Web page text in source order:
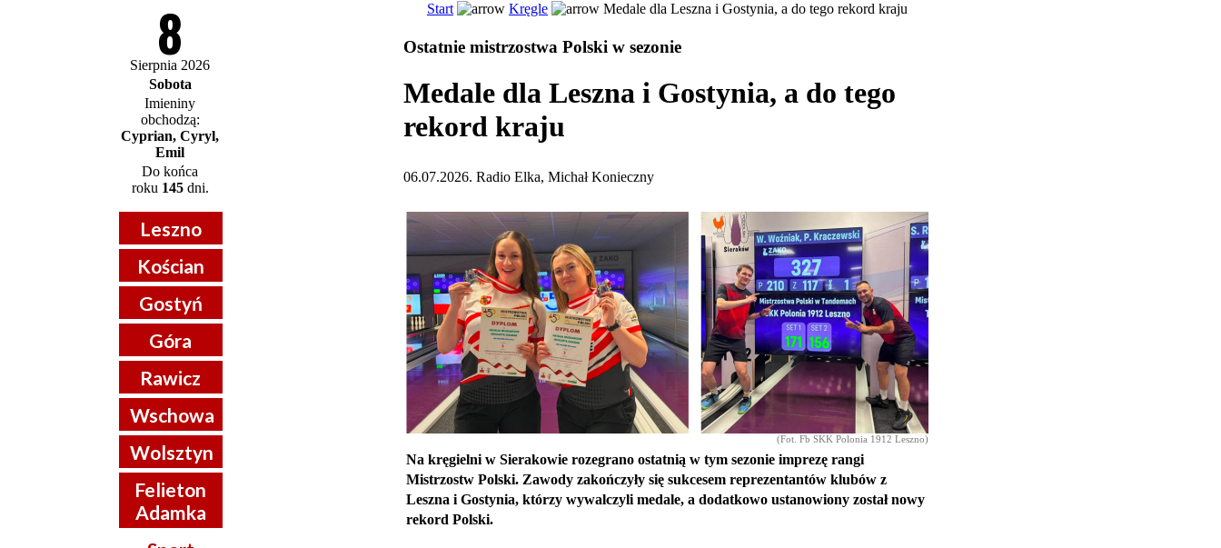
8
Sierpnia 2026
Sobota
Imieniny
obchodzą:
Cyprian, Cyryl,
Emil
Do końca
roku 145dni.
Leszno
Kościan
Gostyń
Góra
Rawicz
Wschowa
Wolsztyn
Felieton
Adamka
Start Kręgle Medale dla Leszna i Gostynia, a do tego rekord kraju
Ostatnie mistrzostwa Polski w sezonie
Medale dla Leszna i Gostynia, a do tego
rekord kraju
06.07.2026. Radio Elka, Michał Konieczny
(Fot. Fb SKK Polonia 1912 Leszno)
Na kręgielni w Sierakowie rozegrano ostatnią w tym sezonie imprezę rangi
Mistrzostw Polski. Zawody zakończyły się sukcesem reprezentantów klubów z
Leszna i Gostynia, którzy wywalczyli medale, a dodatkowo ustanowiony został nowy
rekord Polski.